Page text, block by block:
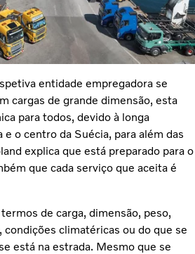
entidade empregadora se
cargas de grande dimensão, esta
para todos, devido à longa
o centro da Suécia, para além das
explica que está preparado para o
que cada serviço que aceita é
de carga, dimensão, peso,
climatéricas ou do que se
está na estrada. Mesmo que se